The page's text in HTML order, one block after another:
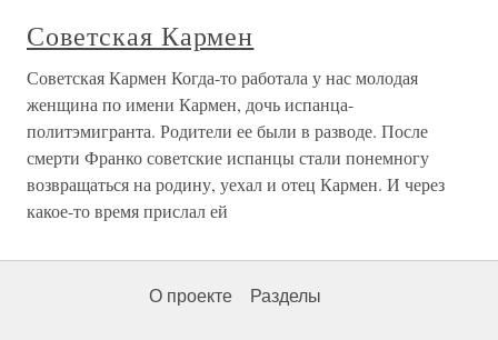
Советская Кармен
Советская Кармен Когда-то работала у нас молодая
женщина по имени Кармен, дочь испанца-
политэмигранта. Родители ее были в разводе. После
смерти Франко советские испанцы стали понемногу
возвращаться на родину, уехал и отец Кармен. И через
какое-то время прислал ей
О проекте Разделы